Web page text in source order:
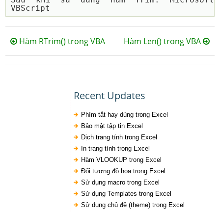
Hàm RTrim() trong VBA Hàm Len() trong VBA
Recent Updates
Phím tắt hay dùng trong Excel
Bảo mật tập tin Excel
Dịch trang tính trong Excel
In trang tính trong Excel
Hàm VLOOKUP trong Excel
Đối tượng đồ họa trong Excel
Sử dụng macro trong Excel
Sử dụng Templates trong Excel
Sử dụng chủ đề (theme) trong Excel